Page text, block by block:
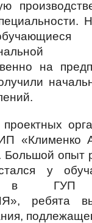
на
опыт
у
в
ребята